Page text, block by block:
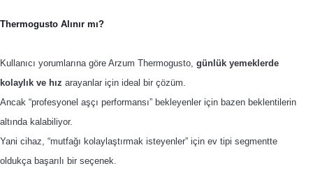
Thermogusto Alınır mı?
Kullanıcı yorumlarına göre Arzum Thermogusto, günlük yemeklerde
kolaylık ve hız arayanlar için ideal bir çözüm.
Ancak “profesyonel aşçı performansı” bekleyenler için bazen beklentilerin
altında kalabiliyor.
Yani cihaz, “mutfağı kolaylaştırmak isteyenler” için ev tipi segmentte
oldukça başarılı bir seçenek.